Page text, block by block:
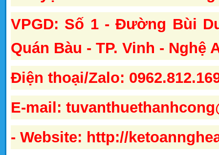
VPGD: Số 1 - Đường Bùi
Quán Bàu - TP. Vinh - Nghệ
Điện thoại/Zalo:
E-mail:
- Website: http://